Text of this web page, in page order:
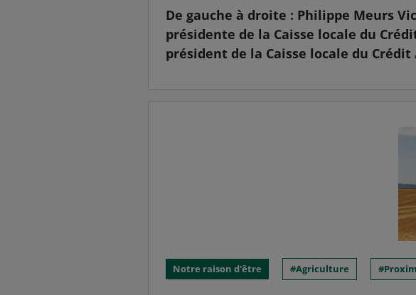
De gauche à droite : Philippe Meurs
présidente de la Caisse locale du
président de la Caisse locale du Crédit
Notre raison d'être Agriculture